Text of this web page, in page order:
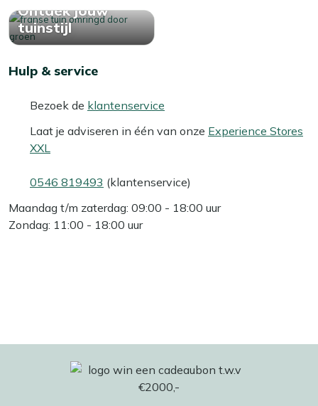
Ontdek jouw
tuinstijl
Hulp & service
Bezoek de klantenservice
Laat je adviseren in één van onze Experience Stores
XXL
0546 819493 (klantenservice)
Maandag t/m zaterdag: 09:00 - 18:00 uur
Zondag: 11:00 - 18:00 uur